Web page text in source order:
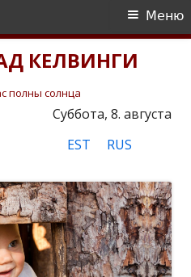
КЕЛВИНГИ
полны солнца
Суббота, 8. августа
EST
RUS
Меню